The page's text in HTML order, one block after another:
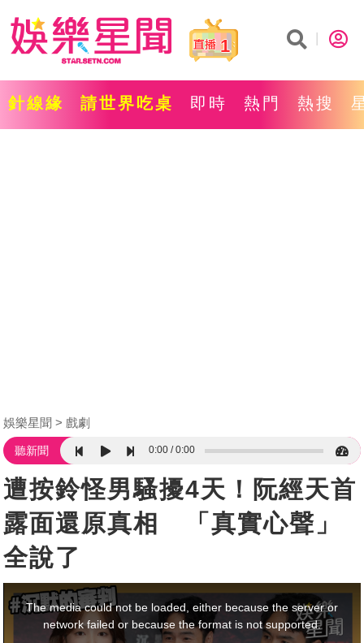
1
針線緣 請世界吃桌 即時 熱門 熱搜
娛樂星聞 戲劇
聽新聞 0:00 0:00
遭按鈴怪男騷擾4天！阮經天首
露面還原真相 「真實心聲」
全說了
a
modalThe media could not be loaded, either because the server or
network failed or because the format is not supported.